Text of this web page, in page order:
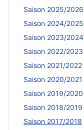
Saison 2025/2026
Saison 2024/2025
Saison 2023/2024
Saison 2022/2023
Saison 2021/2022
Saison 2020/2021
Saison 2019/2020
Saison 2018/2019
Saison 2017/2018